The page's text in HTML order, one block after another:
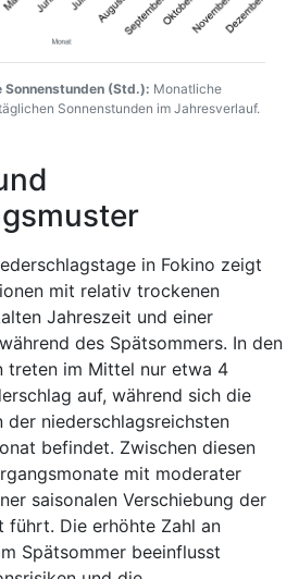
(Std.): Monatliche
Sonnenstunden im Jahresverlauf.
in Fokino zeigt
mit relativ trockenen
Jahreszeit und einer
des Spätsommers. In den
treten im Mittel nur etwa 4
auf, während sich die
niederschlagsreichsten
befindet. Zwischen diesen
mit moderater
saisonalen Verschiebung der
führt. Die erhöhte Zahl an
Spätsommer beeinflusst